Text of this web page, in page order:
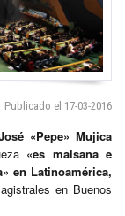
Publicado el 17-03-2016
«Pepe» Mujica
«es malsana e
en Latinoamérica,
en Buenos